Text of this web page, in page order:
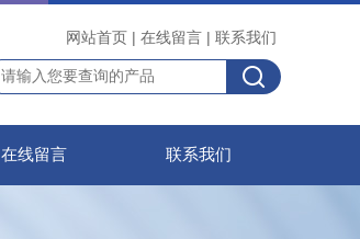
网站首页 | 在线留言 | 联系我们
在线留言 联系我们